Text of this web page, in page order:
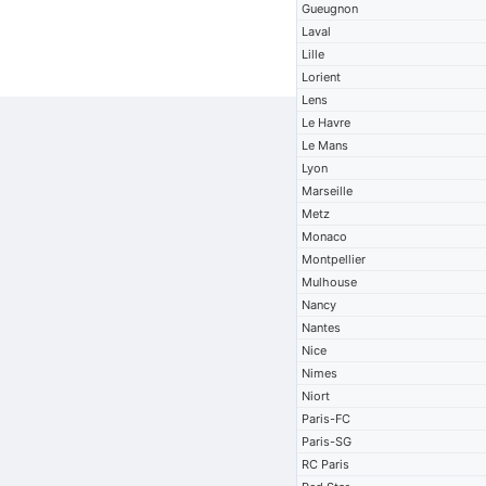
Gueugnon
Laval
Lille
Lorient
Lens
Le Havre
Le Mans
Lyon
Marseille
Metz
Monaco
Montpellier
Mulhouse
Nancy
Nantes
Nice
Nimes
Niort
Paris-FC
Paris-SG
RC Paris